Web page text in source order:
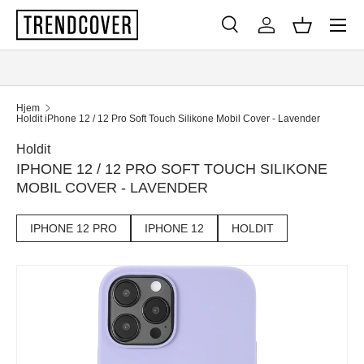
SPRING TIL INDHOLD
Søg
Søg Log indKurv
Menu
Hjem
Holdit iPhone 12 / 12 Pro Soft Touch Silikone Mobil Cover - Lavender
Holdit
IPHONE 12 / 12 PRO SOFT TOUCH SILIKONE
MOBIL COVER - LAVENDER
IPHONE 12 PRO IPHONE 12 HOLDIT